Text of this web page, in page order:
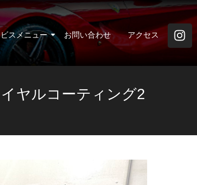
スメニュー お問い合わせ アクセス
ヤルコーティング2